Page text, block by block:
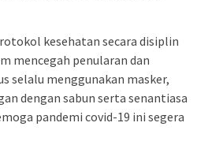
kesehatan secara disiplin
mencegah penularan dan
selalu menggunakan masker,
dengan sabun serta senantiasa
pandemi covid-19 ini segera